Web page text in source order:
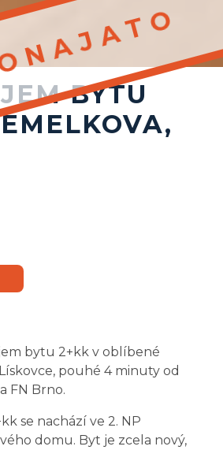
BYTU
bytu 2+kk v oblíbené
pouhé 4 minuty od
FN Brno.
se nachází ve 2. NP
domu. Byt je zcela nový,